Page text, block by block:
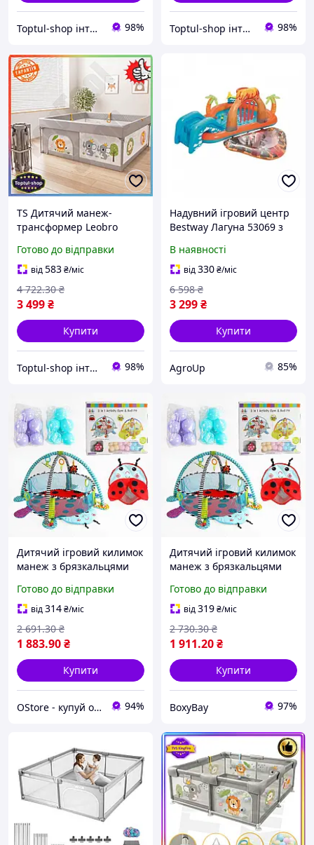
Toptul-shop інтернет магазин 98% Toptul-shop інтернет магазин 98%
TS Дитячий манеж-
трансформер Leobro
150х150 см Ігровий
майданчик для дітей з
кульками для SHT55_Q
Готово до відправки
від583₴/міс
3 499₴
4 722.30 ₴
Купити
Toptul-shop інтернет магазин 98%
Надувний ігровий центр
Bestway Лагуна 53069 з
дитячий ігровий
майданчик для дітей,
водний басейн міцний
для
В наявності
від330₴/міс
3 299₴
6 598 ₴
Купити
AgroUp 85%
Дитячий ігровий килимок
манеж з брязкальцями
кульками ігровий
майданчик для малюків
Готово до відправки
від314₴/міс
1 883.90₴
2 691.30 ₴
Купити
OStore - купуй онлайн! 94%
Дитячий ігровий килимок
манеж з брязкальцями
кульками килимок для
немовлят ігровий
Готово до відправки
від319₴/міс
1 911.20₴
2 730.30 ₴
Купити
BoxyBay 97%